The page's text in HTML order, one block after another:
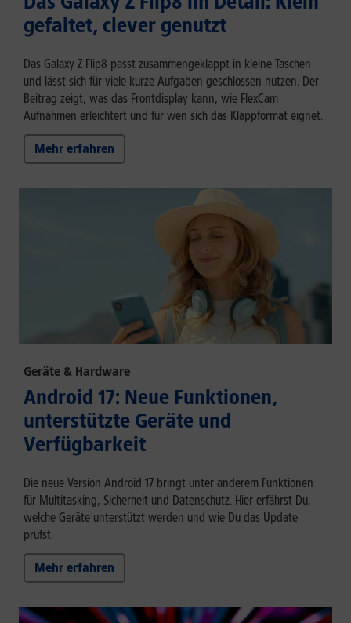
gefaltet, clever genutzt
Das Galaxy Z Flip8 passt zusammengeklappt in kleine Taschen
und lässt sich für viele kurze Aufgaben geschlossen nutzen. Der
Beitrag zeigt, was das Frontdisplay kann, wie FlexCam
Aufnahmen erleichtert und für wen sich das Klappformat eignet.
Mehr erfahren
Geräte & Hardware
Android 17: Neue Funktionen,
unterstützte Geräte und
Verfügbarkeit
Die neue Version Android 17 bringt unter anderem Funktionen
für Multitasking, Sicherheit und Datenschutz. Hier erfährst Du,
welche Geräte unterstützt werden und wie Du das Update
prüfst.
Mehr erfahren